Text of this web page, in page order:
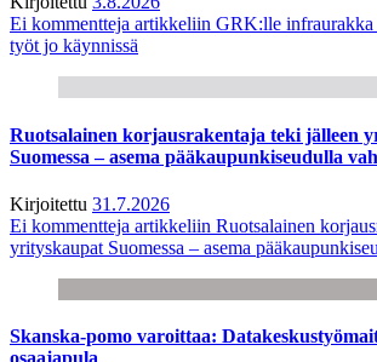
Ei kommentteja artikkeliin GRK:lle infraurakka
työt jo käynnissä
Ruotsalainen korjausrakentaja teki jälleen
Suomessa – asema pääkaupunkiseudulla
Kirjoitettu 31.7.2026
Ei kommentteja artikkeliin Ruotsalainen
yrityskaupat Suomessa – asema
Skanska-pomo varoittaa: